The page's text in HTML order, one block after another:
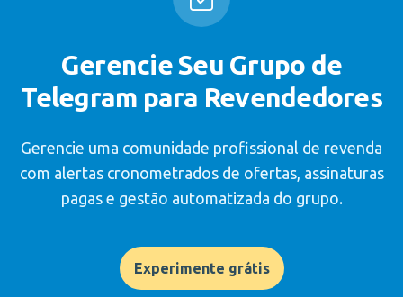
Gerencie Seu Grupo de
Telegram para Revendedores
Gerencie uma comunidade profissional de revenda
com alertas cronometrados de ofertas, assinaturas
pagas e gestão automatizada do grupo.
Experimente grátis